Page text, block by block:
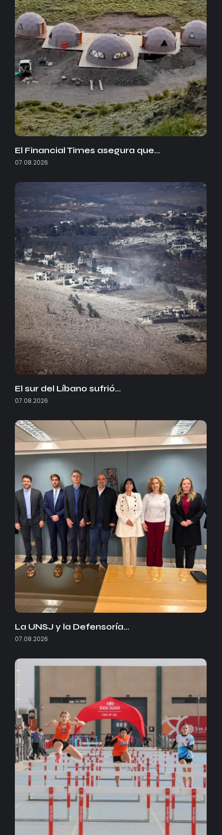
El Financial Times asegura que…
07.08.2026
El sur del Líbano sufrió…
07.08.2026
La UNSJ y la Defensoría…
07.08.2026